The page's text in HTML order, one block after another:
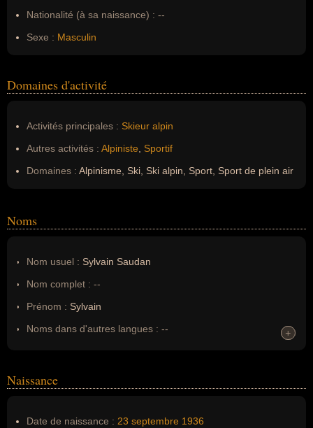
Nationalité (à sa naissance) : --
Sexe : Masculin
Domaines d'activité
Activités principales : Skieur alpin
Autres activités : Alpiniste
Sportif
Domaines : Alpinisme, Ski, Ski alpin, Sport, Sport de plein air
Noms
Nom usuel : Sylvain Saudan
Nom complet : --
Prénom : Sylvain
Noms dans d'autres langues : --
Nom de famille :Saudan
+
+
Naissance
Date de naissance : 23 septembre 1936